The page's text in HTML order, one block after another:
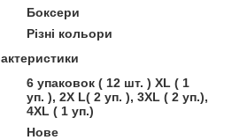
Боксери
Різні кольори
6 упаковок ( 12 шт. ) XL ( 1
уп. ), 2X L( 2 уп. ), 3XL ( 2 уп.),
4XL ( 1 уп.)
Нове